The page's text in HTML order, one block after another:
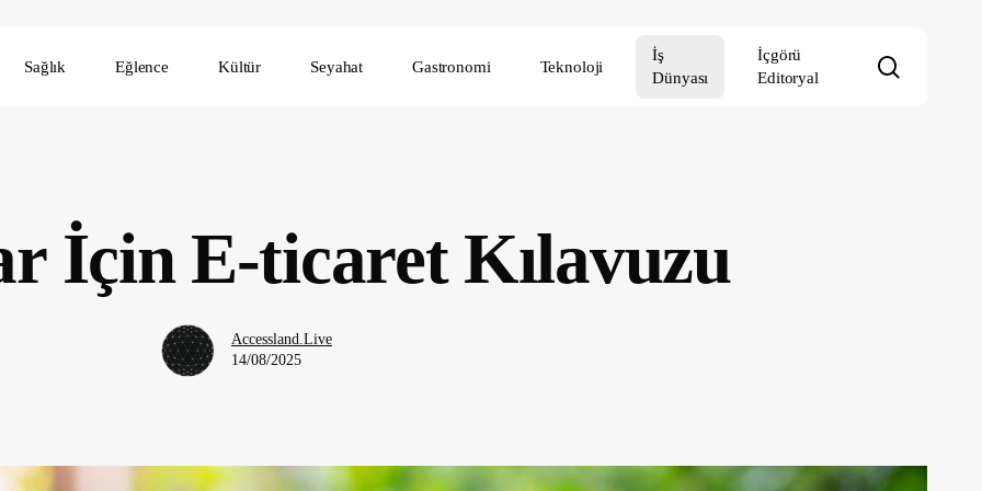
Sağlık Eğlence Kültür Seyahat Gastronomi Teknoloji
İş
Dünyası
İçgörü
Editoryal
İçin E-ticaret Kılavuzu
Accessland.Live
14/08/2025